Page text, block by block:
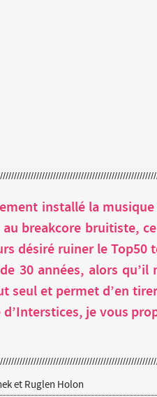
installé la musique
breakcore bruitiste,
désiré ruiner le
30 années, alors qu’il
seul et permet d’en
je vous
et Ruglen Holon